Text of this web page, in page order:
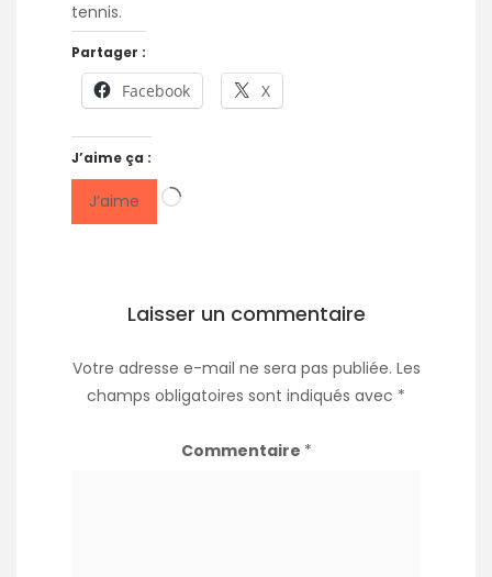
tennis.
Partager :
Facebook X
J’aime ça :
J’aime Chargement…
Laisser un commentaire
Votre adresse e-mail ne sera pas publiée. Les
champs obligatoires sont indiqués avec *
Commentaire *